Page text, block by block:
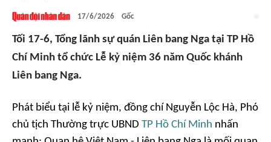
17/6/2026 Gốc
Tối 17-6, Tổng lãnh sự quán Liên bang Nga tại TP Hồ
Chí Minh tổ chức Lễ kỷ niệm 36 năm Quốc khánh
Liên bang Nga.
Phát biểu tại lễ kỷ niệm, đồng chí Nguyễn Lộc Hà, Phó
chủ tịch Thường trực UBND TP Hồ Chí Minh nhấn